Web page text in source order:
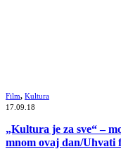
Film, Kultura
17.09.18
„Kultura je za sve“ –
mnom ovaj dan/Uhvati